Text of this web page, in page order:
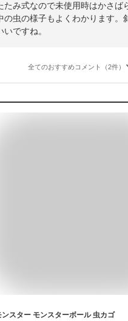
たみ式なので未使用時はかさば
の虫の様子もよくわかります。
いですね。
全てのおすすめコメント（2件）
ンスター モンスターボール 虫カゴ